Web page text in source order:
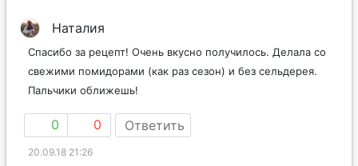
Наталия
Спасибо за рецепт! Очень вкусно получилось. Делала со
свежими помидорами (как раз сезон) и без сельдерея.
Пальчики оближешь!
0 0 Ответить
20.09.18 21:26